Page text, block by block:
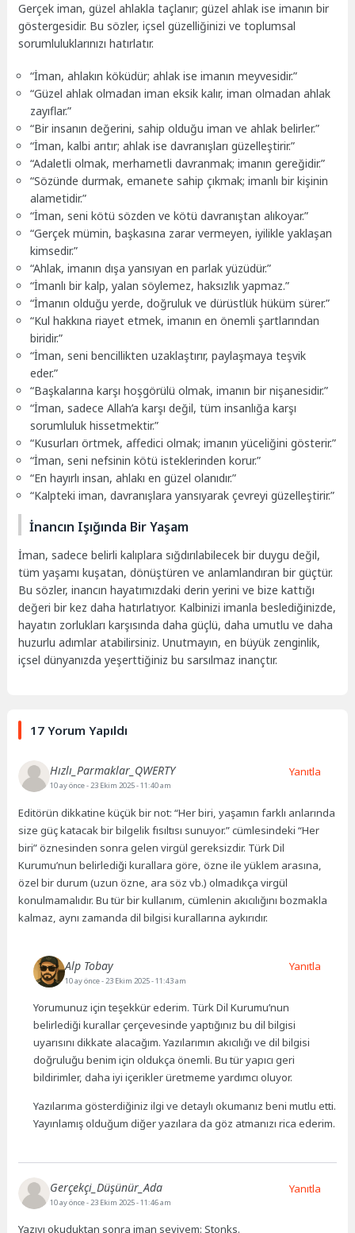
Gerçek iman, güzel ahlakla taçlanır; güzel ahlak ise imanın bir
göstergesidir. Bu sözler, içsel güzelliğinizi ve toplumsal
sorumluluklarınızı hatırlatır.
“İman, ahlakın köküdür; ahlak ise imanın meyvesidir.”
“Güzel ahlak olmadan iman eksik kalır, iman olmadan ahlak
zayıflar.”
“Bir insanın değerini, sahip olduğu iman ve ahlak belirler.”
“İman, kalbi arıtır; ahlak ise davranışları güzelleştirir.”
“Adaletli olmak, merhametli davranmak; imanın gereğidir.”
“Sözünde durmak, emanete sahip çıkmak; imanlı bir kişinin
alametidir.”
“İman, seni kötü sözden ve kötü davranıştan alıkoyar.”
“Gerçek mümin, başkasına zarar vermeyen, iyilikle yaklaşan
kimsedir.”
“Ahlak, imanın dışa yansıyan en parlak yüzüdür.”
“İmanlı bir kalp, yalan söylemez, haksızlık yapmaz.”
“İmanın olduğu yerde, doğruluk ve dürüstlük hüküm sürer.”
“Kul hakkına riayet etmek, imanın en önemli şartlarından
biridir.”
“İman, seni bencillikten uzaklaştırır, paylaşmaya teşvik
eder.”
“Başkalarına karşı hoşgörülü olmak, imanın bir nişanesidir.”
“İman, sadece Allah’a karşı değil, tüm insanlığa karşı
sorumluluk hissetmektir.”
“Kusurları örtmek, affedici olmak; imanın yüceliğini gösterir.”
“İman, seni nefsinin kötü isteklerinden korur.”
“En hayırlı insan, ahlakı en güzel olanıdır.”
“Kalpteki iman, davranışlara yansıyarak çevreyi güzelleştirir.”
İnancın Işığında Bir Yaşam
İman, sadece belirli kalıplara sığdırılabilecek bir duygu değil,
tüm yaşamı kuşatan, dönüştüren ve anlamlandıran bir güçtür.
Bu sözler, inancın hayatımızdaki derin yerini ve bize kattığı
değeri bir kez daha hatırlatıyor. Kalbinizi imanla beslediğinizde,
hayatın zorlukları karşısında daha güçlü, daha umutlu ve daha
huzurlu adımlar atabilirsiniz. Unutmayın, en büyük zenginlik,
içsel dünyanızda yeşerttiğiniz bu sarsılmaz inançtır.
17 Yorum Yapıldı
Hızlı_Parmaklar_QWERTY
10 ay önce- 23 Ekim 2025 - 11:40 am
Editörün dikkatine küçük bir not: “Her biri, yaşamın farklı anlarında
size güç katacak bir bilgelik fısıltısı sunuyor.” cümlesindeki “Her
biri” öznesinden sonra gelen virgül gereksizdir. Türk Dil
Kurumu’nun belirlediği kurallara göre, özne ile yüklem arasına,
özel bir durum (uzun özne, ara söz vb.) olmadıkça virgül
konulmamalıdır. Bu tür bir kullanım, cümlenin akıcılığını bozmakla
kalmaz, aynı zamanda dil bilgisi kurallarına aykırıdır.
Yanıtla
Alp Tobay
10 ay önce- 23 Ekim 2025 - 11:43 am
Yorumunuz için teşekkür ederim. Türk Dil Kurumu’nun
belirlediği kurallar çerçevesinde yaptığınız bu dil bilgisi
uyarısını dikkate alacağım. Yazılarımın akıcılığı ve dil bilgisi
doğruluğu benim için oldukça önemli. Bu tür yapıcı geri
bildirimler, daha iyi içerikler üretmeme yardımcı oluyor.
Yazılarıma gösterdiğiniz ilgi ve detaylı okumanız beni mutlu etti.
Yayınlamış olduğum diğer yazılara da göz atmanızı rica ederim.
Yanıtla
Gerçekçi_Düşünür_Ada
10 ay önce- 23 Ekim 2025 - 11:46 am
Yazıyı okuduktan sonra iman seviyem: Stonks.
Yanıtla